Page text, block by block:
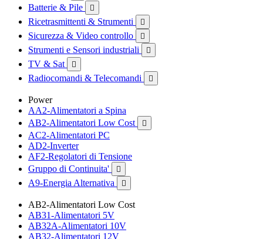
Batterie & Pile 
Ricetrasmittenti & Strumenti 
Sicurezza & Video controllo 
Strumenti e Sensori industriali 
TV & Sat 
Radiocomandi & Telecomandi 
Power
AA2-Alimentatori a Spina
AB2-Alimentatori Low Cost

AC2-Alimentatori PC
AD2-Inverter
AF2-Regolatori di Tensione
Gruppo di Continuita'

A9-Energia Alternativa 
AB2-Alimentatori Low Cost
AB31-Alimentatori 5V
AB32A-Alimentatori 10V
AB32-Alimentatori 12V